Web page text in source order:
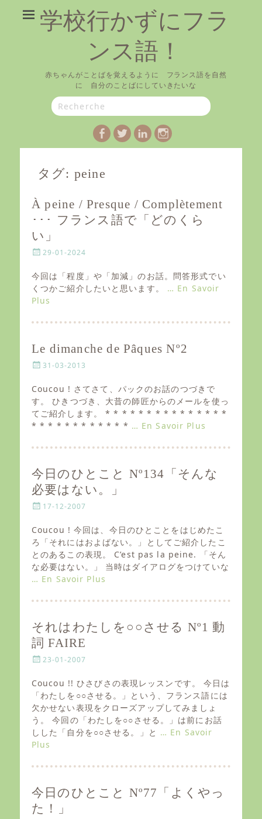
学校行かずにフラ
ンス語！
赤ちゃんがことばを覚えるように フランス語を自然
に 自分のことばにしていきたいな
Search
for:
Facebook
TwitterLinkedIn
Instagram
タグ: peine
À peine / Presque / Complètement
･･･ フランス語で「どのくら
い」
P
s
e
d
n
29-01-2024
今回は「程度」や「加減」のお話。問答形式でい
くつかご紹介したいと思います。 … En Savoir
Plus
Le dimanche de Pâques Nº2
P
s
e
d
o
31-03-2013
Coucou ! さてさて、パックのお話のつづきで
す。 ひきつづき、大昔の師匠からのメールを使っ
てご紹介します。 * * * * * * * * * * * * * * *
* * * * * * * * * * * * … En Savoir Plus
今日のひとこと Nº134「そんな
必要はない。」
P
s
t
e
d
o
n
17-12-2007
Coucou ! 今回は、今日のひとことをはじめたこ
ろ「それにはおよばない。」としてご紹介したこ
とのあるこの表現。 C’est pas la peine. 「そん
な必要はない。」 当時はダイアログをつけていな
… En Savoir Plus
それはわたしを○○させる Nº1 動
詞 FAIRE
P
s
d
o
n
23-01-2007
Coucou !! ひさびさの表現レッスンです。 今日は
「わたしを○○させる。」という、フランス語には
欠かせない表現をクローズアップしてみましょ
う。 今回の「わたしを○○させる。」は前にお話
しした「自分を○○させる。」と … En Savoir
Plus
今日のひとこと Nº77「よくやっ
た！」